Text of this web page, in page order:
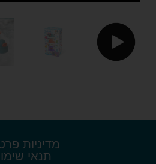
מדיניות פרטיות
תנאי שימוש